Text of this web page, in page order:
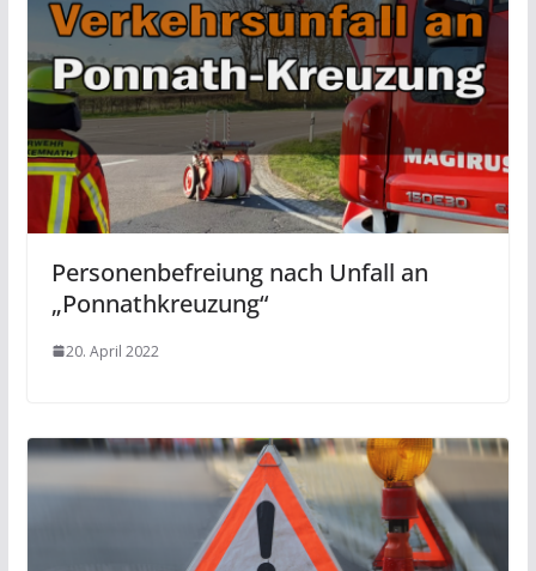
Personenbefreiung nach Unfall an
„Ponnathkreuzung“
20. April 2022